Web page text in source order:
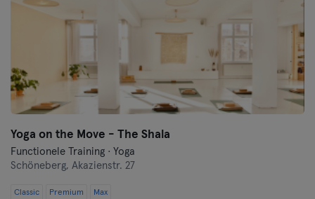
Yoga on the Move - The Shala
Functionele Training · Yoga
Schöneberg, Akazienstr. 27
Classic Premium Max